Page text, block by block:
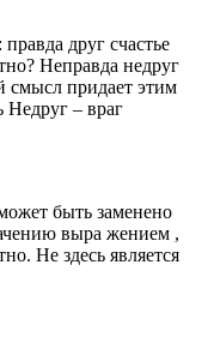
друг счастье
Неправда недруг
смысл придает этим
Недруг – враг
быть заменено
выра жением ,
Не здесь является